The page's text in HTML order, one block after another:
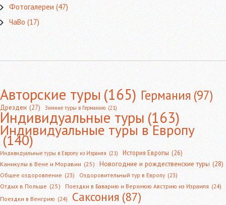
Фотогалереи(47)
ЧаВо(17)
Авторские туры(165) Германия(97)
Дрезден (27) Зимние туры в Германию (21)
Индивидуальные туры(163)
Индивидуальные туры в Европу
(140)
Индивидуальные туры в Европу из Израиля (21) История Европы (26)
Каникулы в Вене и Моравии (25) Новогодние и рождественские туры (28)
Общее оздоровление (23) Оздоровительный тур в Европу (23)
Отдых в Польше (25) Поездки в Баварию и Верхнюю Австрию из Израиля (24)
Поездки в Венгрию (24) Саксония (87)